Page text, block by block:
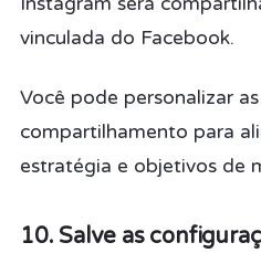
vinculada do Facebook.
Você pode personalizar
compartilhamento para
estratégia e objetivos de
10. Salve as